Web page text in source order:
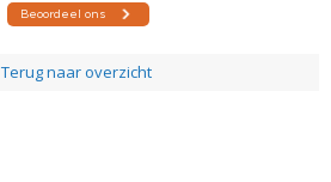
Terug naar overzicht